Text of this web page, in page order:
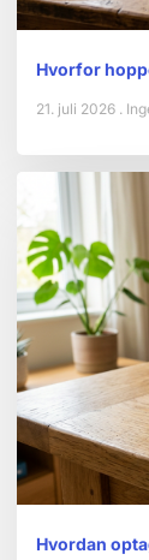
Hvorfor
21. juli 2026
Hvordan